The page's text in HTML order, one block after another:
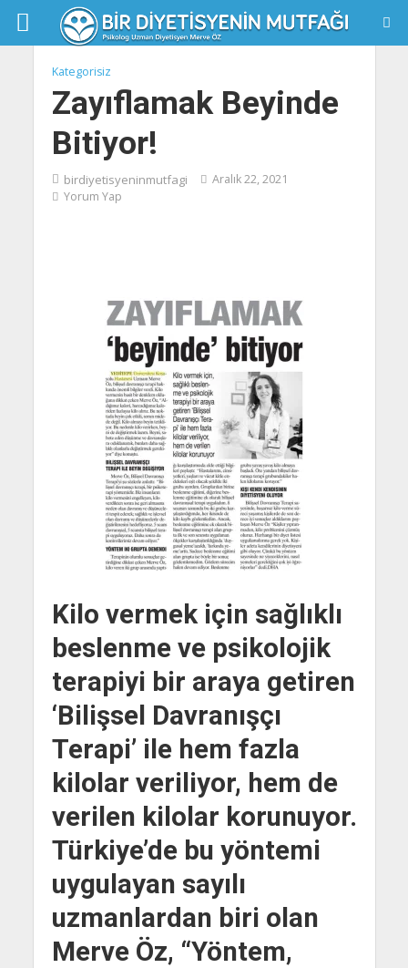
Kategorisiz
Zayıflamak Beyinde
Bitiyor!
birdiyetisyeninmutfagi
Aralık 22, 2021
Yorum Yap
Kilo vermek için sağlıklı
beslenme ve psikolojik
terapiyi bir araya getiren
‘Bilişsel Davranışçı
Terapi’ ile hem fazla
kilolar veriliyor, hem de
verilen kilolar korunuyor.
Türkiye’de bu yöntemi
uygulayan sayılı
uzmanlardan biri olan
Merve Öz, “Yöntem,